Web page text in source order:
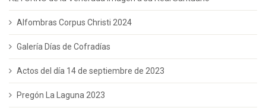
Alfombras Corpus Christi 2024
Galería Días de Cofradías
Actos del día 14 de septiembre de 2023
Pregón La Laguna 2023